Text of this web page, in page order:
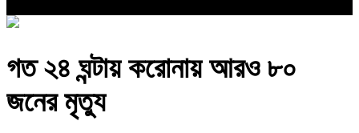
গত ২৪ ঘন্টায় করোনায় আরও ৮০
জনের মৃত্যু